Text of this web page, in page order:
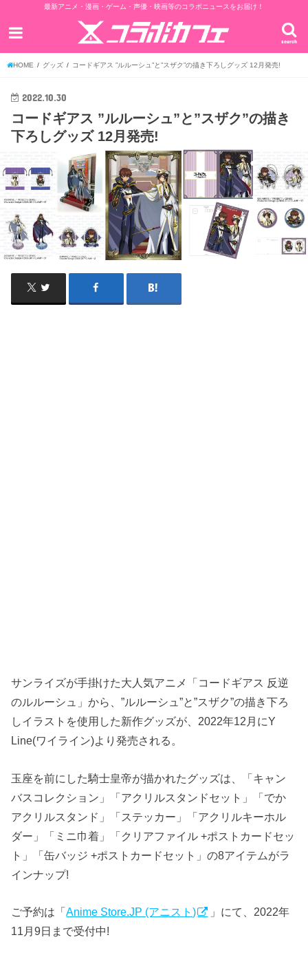
最新アニメ・漫画・ゲーム・声優・映画等のコラボニュースをお届け！
search
HOME グッズ コードギアス ”ルルーシュ”と”スザク”の描き下ろしグッズ 12月発売!
2022.10.30
コードギアス ”ルルーシュ”と”スザク”の描き
下ろしグッズ 12月発売!
サンライズが手掛けた大人気アニメ「コードギアス 反逆
のルルーシュ」から、”ルルーシュ”と”スザク”の描き下ろ
しイラストを使用した新作グッズが、2022年12月にY
Line(ワイライン)より発売される。
玉座を前にした騎士皇帝が描かれたグッズは、「キャン
バスコレクション」「アクリルスタンドセット」「でか
アクリルスタンド」「ステッカー」「アクリルキーホル
ダー」「ミニ巾着」「クリアファイル +ポストカードセッ
ト」「缶バッジ +ポストカードセット」の8アイテムがラ
インナップ!
ご予約は「Anime Store.JP (アニスト)
」にて、2022年
11月9日まで受付中!